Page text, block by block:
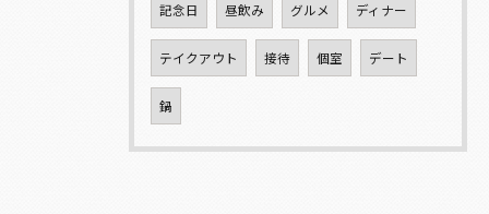
記念日 昼飲み グルメ ディナー
テイクアウト 接待 個室 デート
鍋